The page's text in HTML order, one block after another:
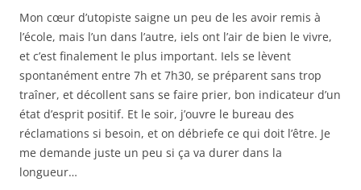
Mon cœur d’utopiste saigne un peu de les avoir remis à
l’école, mais l’un dans l’autre, iels ont l’air de bien le vivre,
et c’est finalement le plus important. Iels se lèvent
spontanément entre 7h et 7h30, se préparent sans trop
traîner, et décollent sans se faire prier, bon indicateur d’un
état d’esprit positif. Et le soir, j’ouvre le bureau des
réclamations si besoin, et on débriefe ce qui doit l’être. Je
me demande juste un peu si ça va durer dans la
longueur…